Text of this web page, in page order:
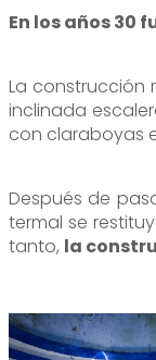
En los años 30
La construcción
inclinada
con claraboyas
Después de
termal se
tanto, la